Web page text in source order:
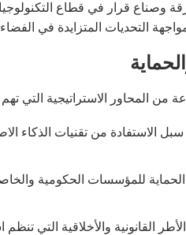
وصناع قرار في قطاع
التحديات المتزايدة في
المحاور الاستراتيجية التي تهم
الاستفادة من تقنيات الذكاء
الحماية للمؤسسات الحكومية
القانونية والأخلاقية التي